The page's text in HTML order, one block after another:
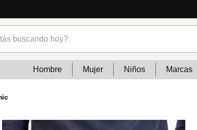
Hombre Mujer Niños Marcas